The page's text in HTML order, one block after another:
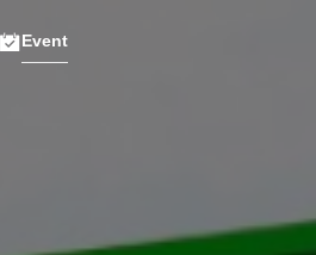
Event